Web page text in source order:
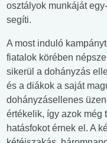
osztályok munkáját
segíti.
A most induló
fiatalok körében
sikerül a dohányzás
és a diákok a saját
dohányzásellenes
értékelik, így azok még
hatásfokot érnek el. A